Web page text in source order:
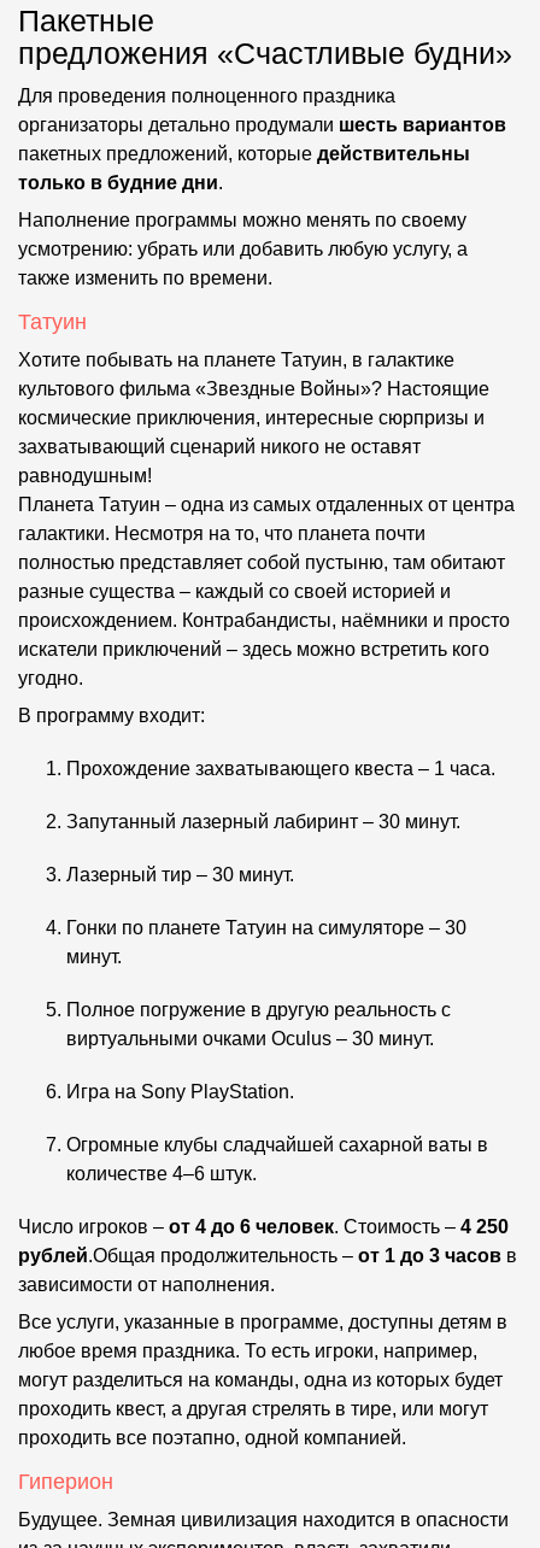
Пакетные
предложения «Счастливые будни»
Для проведения полноценного праздника
организаторы детально продумали шесть вариантов
пакетных предложений, которые действительны
только в будние дни.
Наполнение программы можно менять по своему
усмотрению: убрать или добавить любую услугу, а
также изменить по времени.
Татуин
Хотите побывать на планете Татуин, в галактике
культового фильма «Звездные Войны»? Настоящие
космические приключения, интересные сюрпризы и
захватывающий сценарий никого не оставят
равнодушным!
Планета Татуин – одна из самых отдаленных от центра
галактики. Несмотря на то, что планета почти
полностью представляет собой пустыню, там обитают
разные существа – каждый со своей историей и
происхождением. Контрабандисты, наёмники и просто
искатели приключений – здесь можно встретить кого
угодно.
В программу входит:
Прохождение захватывающего квеста – 1 часа.
Запутанный лазерный лабиринт – 30 минут.
Лазерный тир – 30 минут.
Гонки по планете Татуин на симуляторе – 30
минут.
Полное погружение в другую реальность с
виртуальными очками Oculus – 30 минут.
Игра на Sony PlayStation.
Огромные клубы сладчайшей сахарной ваты в
количестве 4–6 штук.
Число игроков – от 4 до 6 человек. Стоимость – 4 250
рублей.Общая продолжительность – от 1 до 3 часов в
зависимости от наполнения.
Все услуги, указанные в программе, доступны детям в
любое время праздника. То есть игроки, например,
могут разделиться на команды, одна из которых будет
проходить квест, а другая стрелять в тире, или могут
проходить все поэтапно, одной компанией.
Гиперион
Будущее. Земная цивилизация находится в опасности